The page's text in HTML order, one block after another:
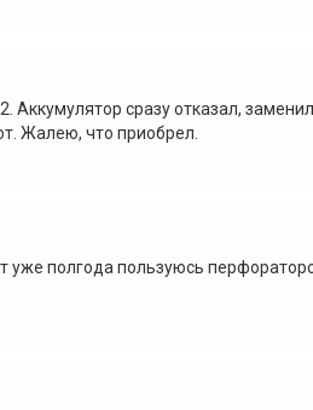
Аккумулятор сразу отказал,
Жалею, что приобрел.
уже полгода пользуюсь